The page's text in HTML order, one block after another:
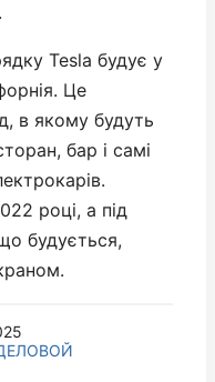
Tesla будує у
Це
в якому будуть
бар і самі
році, а під
будується,
ДЕЛОВОЙ